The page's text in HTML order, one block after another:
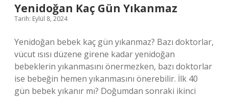
Yenidoğan Kaç Gün Yıkanmaz
Tarih: Eylül 8, 2024
Yenidoğan bebek kaç gün yıkanmaz? Bazı doktorlar,
vücut ısısı düzene girene kadar yenidoğan
bebeklerin yıkanmasını önermezken, bazı doktorlar
ise bebeğin hemen yıkanmasını önerebilir. İlk 40
gün bebek yıkanır mı? Doğumdan sonraki ikinci